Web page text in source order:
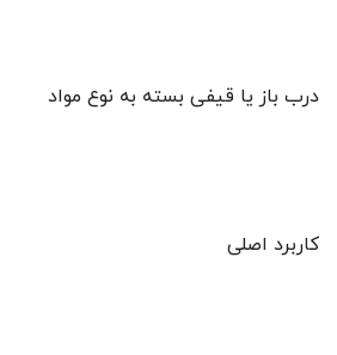
درب باز یا قیفی بسته به نوع مواد
کاربرد اصلی